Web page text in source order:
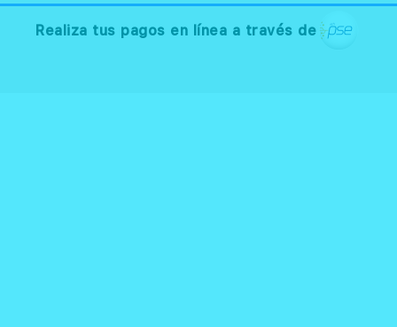
Realiza tus pagos en línea a través de